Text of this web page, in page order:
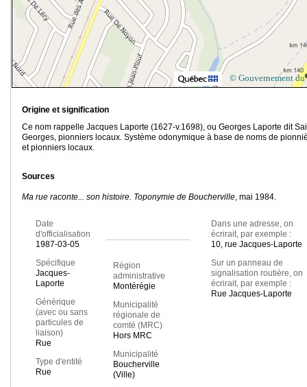
© Gouvernement du
Origine et signification
Ce nom rappelle Jacques Laporte (1627-v.1698), ou Georges Laporte dit
Georges, pionniers locaux. Système odonymique à base de noms de
et pionniers locaux.
Sources
Ma rue raconte... son histoire. Toponymie de Boucherville, mai 1984.
Date
d'officialisation
1987-03-05
Spécifique
Jacques-
Laporte
Générique
(avec ou sans
particules de
liaison)
Rue
Type d'entité
Rue
Région
administrative
Montérégie
Municipalité
régionale de
comté (MRC)
Hors MRC
Municipalité
Boucherville
(Ville)
Dans une adresse, on
écrirait, par exemple :
10, rue Jacques-Laporte
Sur un panneau de
signalisation routière, on
écrirait, par exemple :
Rue Jacques-Laporte